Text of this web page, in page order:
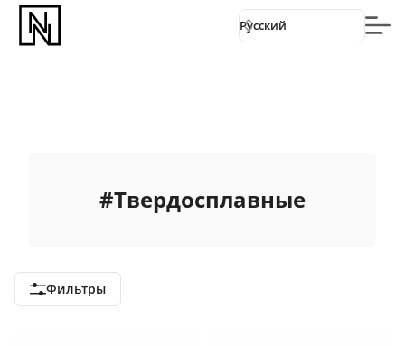
Русский
#Твердосплавные
Фильтры